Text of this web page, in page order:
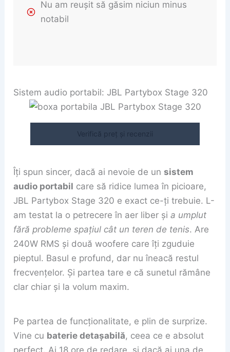
Nu am reușit să găsim niciun minus
notabil
Sistem audio portabil: JBL Partybox Stage 320
Verifică preț și recenzii
Îți spun sincer, dacă ai nevoie de unsistem
audio portabil care să ridice lumea în picioare,
JBL Partybox Stage 320 e exact ce-ți trebuie. L-
am testat la o petrecere în aer liber șia umplut
fără probleme spațiul cât un teren de tenis. Are
240W RMS și două woofere care îți zguduie
pieptul. Basul e profund, dar nu îneacă restul
frecvențelor. Și partea tare e că sunetul rămâne
clar chiar și la volum maxim.
Pe partea de funcționalitate, e plin de surprize.
Vine cu baterie detașabilă, ceea ce e absolut
perfect. Ai 18 ore de redare, și dacă ai una de